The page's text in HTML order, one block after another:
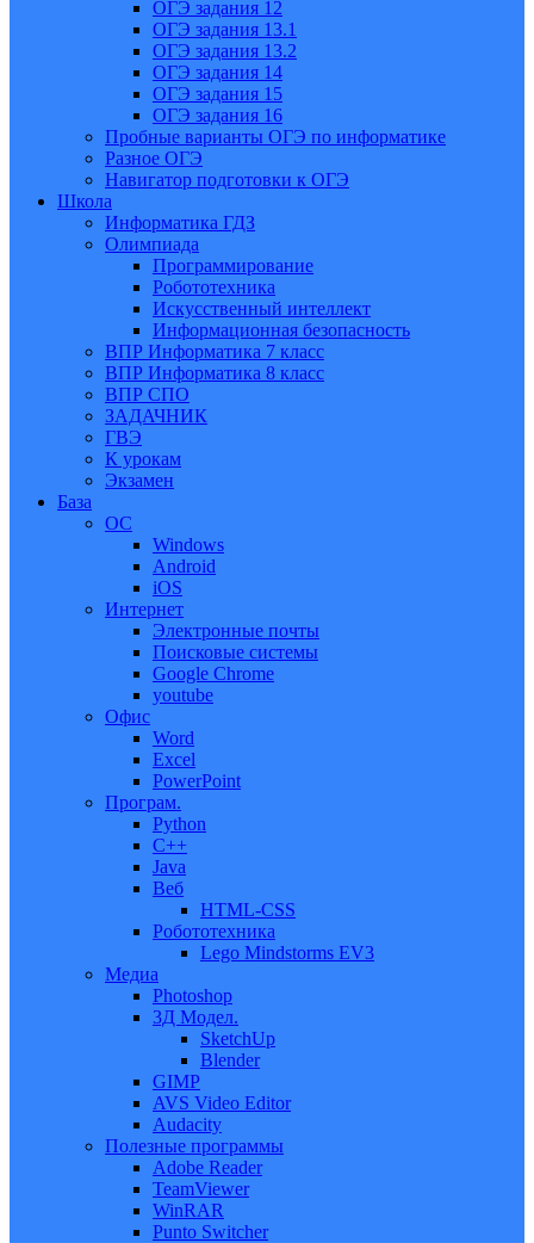
ОГЭ задания 12
ОГЭ задания 13.1
ОГЭ задания 13.2
ОГЭ задания 14
ОГЭ задания 15
ОГЭ задания 16
Пробные варианты ОГЭ по информатике
Разное ОГЭ
Навигатор подготовки к ОГЭ
Школа
Информатика ГДЗ
Олимпиада
Программирование
Робототехника
Искусственный интеллект
Информационная безопасность
ВПР Информатика 7 класс
ВПР Информатика 8 класс
ВПР СПО
ЗАДАЧНИК
ГВЭ
К урокам
Экзамен
База
ОС
Windows
Android
iOS
Интернет
Электронные почты
Поисковые системы
Google Chrome
youtube
Офис
Word
Excel
PowerPoint
Програм.
Python
C++
Java
Веб
HTML-CSS
Робототехника
Lego Mindstorms EV3
Медиа
Photoshop
3Д Модел.
SketchUp
Blender
GIMP
AVS Video Editor
Audacity
Полезные программы
Adobe Reader
TeamViewer
WinRAR
Punto Switcher